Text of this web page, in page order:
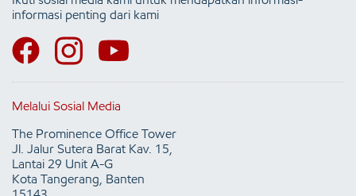
informasi penting dari kami
Melalui Sosial Media
The Prominence Office Tower
Jl. Jalur Sutera Barat Kav. 15,
Lantai 29 Unit A-G
Kota Tangerang, Banten